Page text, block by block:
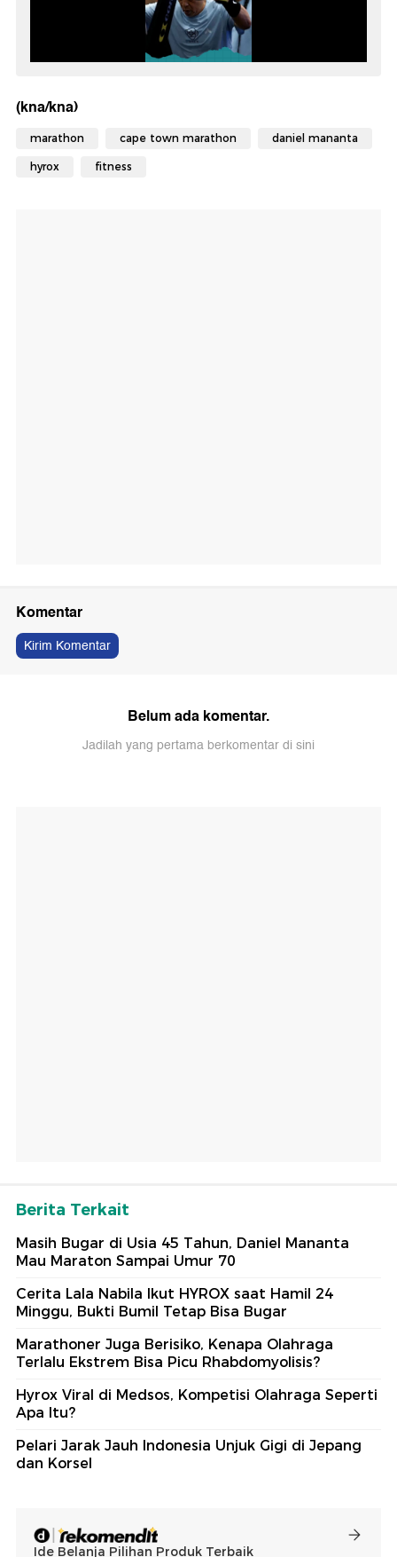
(kna/kna)
marathon cape town marathon daniel mananta
hyrox fitness
Komentar
Kirim Komentar
Belum ada komentar.
Jadilah yang pertama berkomentar di sini
Berita Terkait
Masih Bugar di Usia 45 Tahun, Daniel Mananta
Mau Maraton Sampai Umur 70
Cerita Lala Nabila Ikut HYROX saat Hamil 24
Minggu, Bukti Bumil Tetap Bisa Bugar
Marathoner Juga Berisiko, Kenapa Olahraga
Terlalu Ekstrem Bisa Picu Rhabdomyolisis?
Hyrox Viral di Medsos, Kompetisi Olahraga Seperti
Apa Itu?
Pelari Jarak Jauh Indonesia Unjuk Gigi di Jepang
dan Korsel